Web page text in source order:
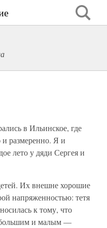
в Ильинское, где
и размеренно. Я и
лето у дяди Сергея и
Их внешне хорошие
напряженностью: тетя
к тому, что
и малым —